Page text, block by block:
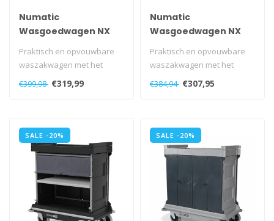
Numatic
Wasgoedwagen NX
Praktisch en opvouwbare
waszakwagen met het
stalen Nutex buizenframe
met vier 75..
€399,98 €319,99
Numatic
Wasgoedwagen NX
Praktisch en opvouwbare
waszakwagen met het
stalen Nutex buizenframe
met vier 75..
€384,94 €307,95
SALE -20% SALE -20%